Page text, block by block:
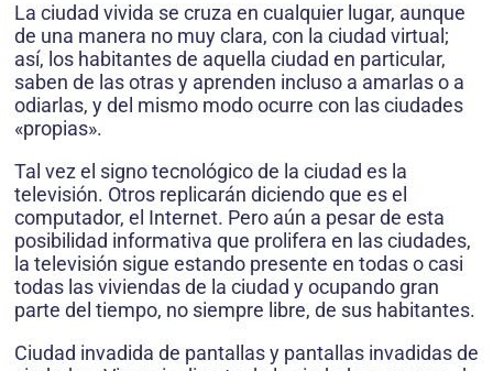
La ciudad vivida se cruza en cualquier lugar, aunque
de una manera no muy clara, con la ciudad virtual;
así, los habitantes de aquella ciudad en particular,
saben de las otras y aprenden incluso a amarlas o a
odiarlas, y del mismo modo ocurre con las ciudades
«propias».
Tal vez el signo tecnológico de la ciudad es la
televisión. Otros replicarán diciendo que es el
computador, el Internet. Pero aún a pesar de esta
posibilidad informativa que prolifera en las ciudades,
la televisión sigue estando presente en todas o casi
todas las viviendas de la ciudad y ocupando gran
parte del tiempo, no siempre libre, de sus habitantes.
Ciudad invadida de pantallas y pantallas invadidas de